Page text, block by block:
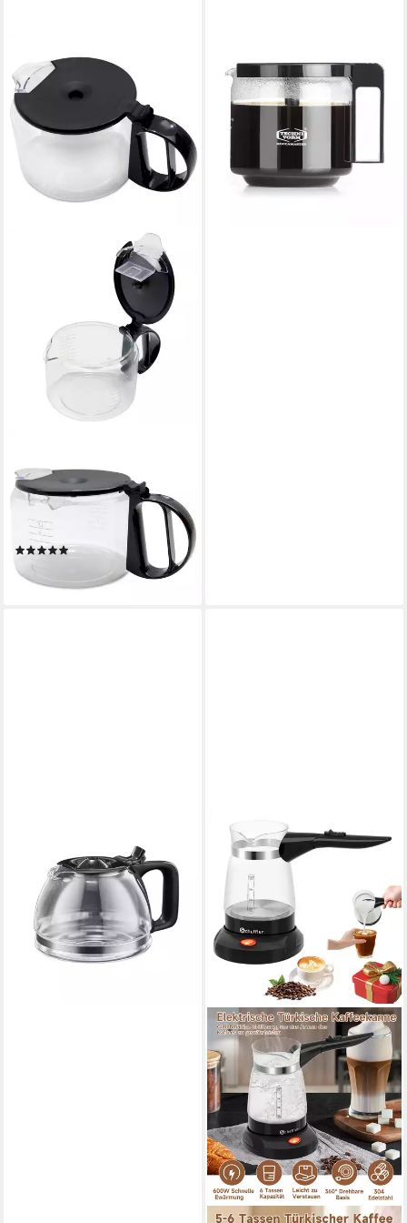
Kaffeekanne Glaskanne
AX13210010 Glaskaraffe, mit
Kunststoffdeckel für
Filterkaffeemaschine
Aromaster(1)
23,74 €
lieferbar - in 3-4 Werktagen bei dir
Kanne Glaskanne 1,25l zu
Moccamaster KBG 10 Tassen,
32,95 €
lieferbar - in 2-3 Werktagen bei dir
Kaffeekanne Ersatzglaskanne
261090 für Kaffeemaschine
Textures Plus 22620-56,
1.25 l
24,99 €
lieferbar - in 2-3 Werktagen bei dir